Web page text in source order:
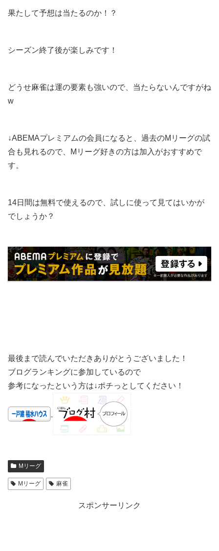
果たして予想は当たるのか！？
シーズン終了後が楽しみです！
どうせ麻雀は運の要素も強いので、当たらないんですがね
w
↓ABEMAプレミアムの会員になると、過去のМリーグの試
合も見れるので、Мリーグ好きの方は加入がおすすめで
す。
14日間は無料で使えるので、試しに使って見てはいかが
でしょうか？
最後まで読んでいただきありがとうございました！
ブログランキングに参加しているので
参考になったという方は↓ポチっとしてください！
Mリーグ
Mリーグ 麻雀
スポンサーリンク